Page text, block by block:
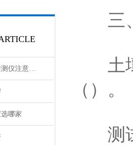
土壤肥料植株养分检测仪注意事项
哪家
三、
土壤
（）。
测试